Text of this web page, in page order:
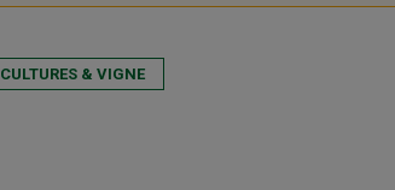
CULTURES & VIGNE